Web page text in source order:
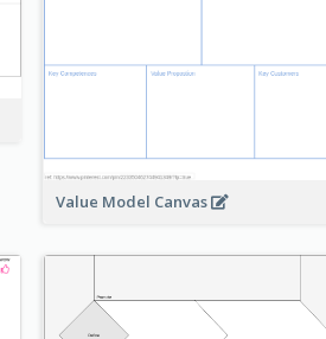
Value Model Canvas